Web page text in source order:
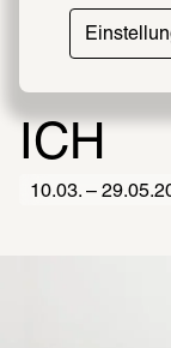
ICH
10.03. –